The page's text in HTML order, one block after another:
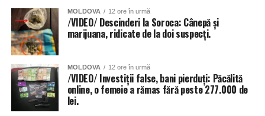
MOLDOVA 12 ore în urmă
/VIDEO/ Descinderi la Soroca: Cânepă și
marijuana, ridicate de la doi suspecți.
MOLDOVA 12 ore în urmă
/VIDEO/ Investiții false, bani pierduți: Păcălită
online, o femeie a rămas fără peste 277.000 de
lei.